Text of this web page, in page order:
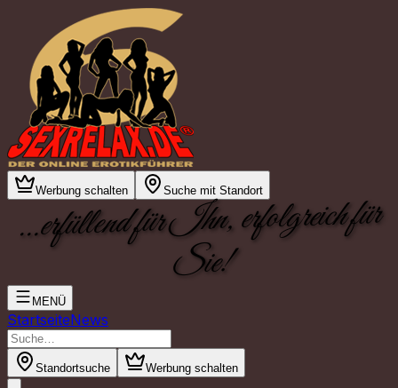
Werbung schalten Suche mit Standort
...erfüllend für Ihn, erfolgreich für
Sie!
MENÜ
StartseiteNews
Standortsuche Werbung schalten